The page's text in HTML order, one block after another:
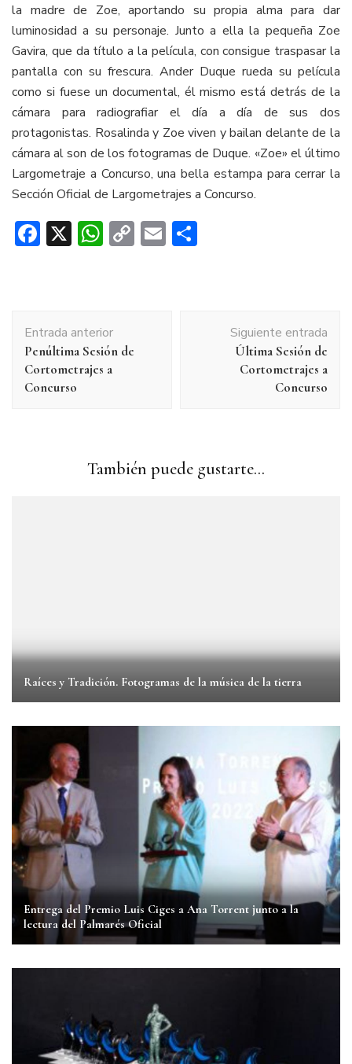
la madre de Zoe, aportando su propia alma para dar
luminosidad a su personaje. Junto a ella la pequeña Zoe
Gavira, que da título a la película, con consigue traspasar la
pantalla con su frescura. Ander Duque rueda su película
como si fuese un documental, él mismo está detrás de la
cámara para radiografiar el día a día de sus dos
protagonistas. Rosalinda y Zoe viven y bailan delante de la
cámara al son de los fotogramas de Duque. «Zoe» el último
Largometraje a Concurso, una bella estampa para cerrar la
Sección Oficial de Largometrajes a Concurso.
Facebook
X WhatsApp
CopyEmail
de
entradas
Entrada anterior
Penúltima Sesión de
Cortometrajes a
Concurso
Siguiente entrada
Última Sesión de
Cortometrajes a
Concurso
También puede gustarte...
Raíces y Tradición. Fotogramas de la música de la tierra
Entrega del Premio Luis Ciges a Ana Torrent junto a la
lectura del Palmarés Oficial